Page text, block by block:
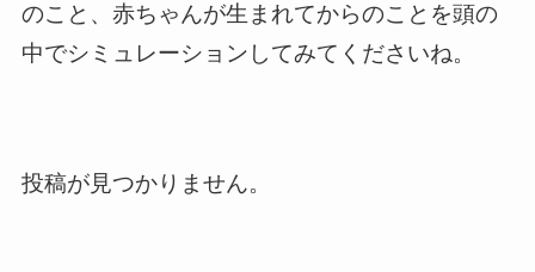
のこと、赤ちゃんが生まれてからのことを頭の
中でシミュレーションしてみてくださいね。
投稿が見つかりません。